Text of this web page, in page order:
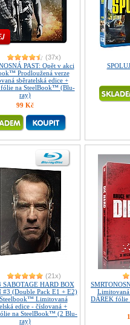
(37x)
PAST: Opět v akci
Prodloužená verze
sběratelská edice +
na SteelBook™ (Blu-
ray)
99 Kč
(21x)
SABOTAGE HARD BOX
#3 (Double Pack E1 + E2)
Limitovaná
edice - číslovaná +
na SteelBook™ (2 Blu-
ray)
Limitovaná
DÁREK fólie